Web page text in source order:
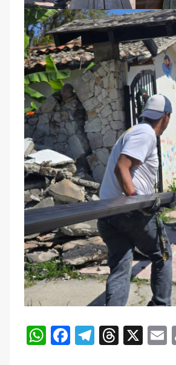
W F
T
T
X